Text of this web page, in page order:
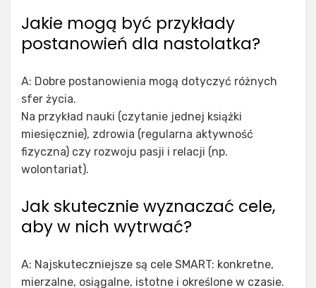
Jakie mogą być przykłady
postanowień dla nastolatka?
A: Dobre postanowienia mogą dotyczyć różnych
sfer życia.
Na przykład nauki (czytanie jednej książki
miesięcznie), zdrowia (regularna aktywność
fizyczna) czy rozwoju pasji i relacji (np.
wolontariat).
Jak skutecznie wyznaczać cele,
aby w nich wytrwać?
A: Najskuteczniejsze są cele SMART: konkretne,
mierzalne, osiągalne, istotne i określone w czasie.